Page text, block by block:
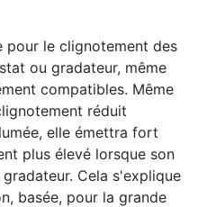
le clignotement des
ou gradateur, même
compatibles. Même
réduit
elle émettra fort
plus élevé lorsque son
Cela s'explique
basée, pour la grande